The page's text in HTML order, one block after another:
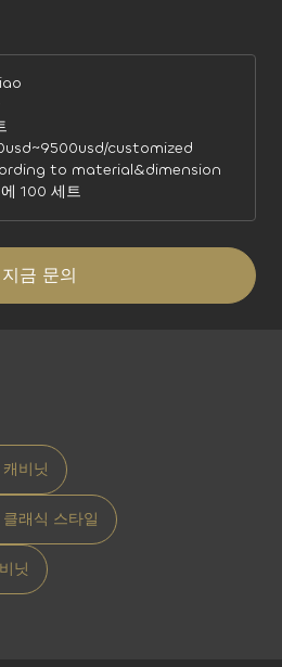
customized
to material&dimension
100 세트
지금 문의
비닛
래식 스타일
닛